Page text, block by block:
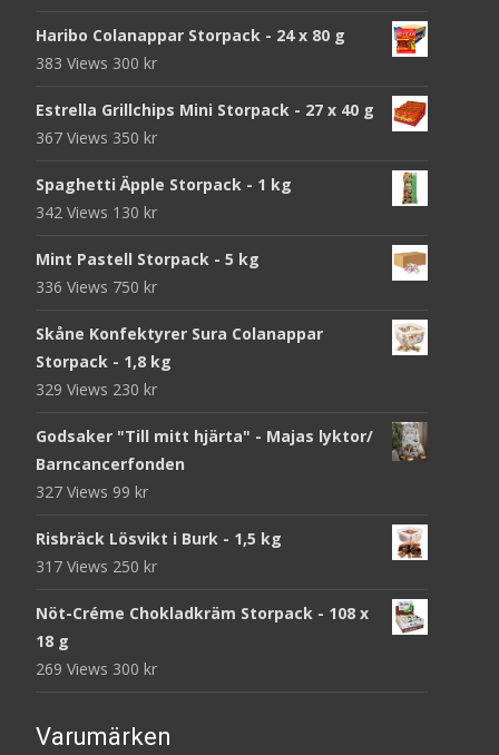
Haribo Colanappar Storpack - 24 x 80 g
383 Views 300 kr
Estrella Grillchips Mini Storpack - 27 x 40 g
367 Views 350 kr
Spaghetti Äpple Storpack - 1 kg
342 Views 130 kr
Mint Pastell Storpack - 5 kg
336 Views 750 kr
Skåne Konfektyrer Sura Colanappar
Storpack - 1,8 kg
329 Views 230 kr
Godsaker "Till mitt hjärta" - Majas lyktor/
Barncancerfonden
327 Views 99 kr
Risbräck Lösvikt i Burk - 1,5 kg
317 Views 250 kr
Nöt-Créme Chokladkräm Storpack - 108 x
18 g
269 Views 300 kr
Varumärken